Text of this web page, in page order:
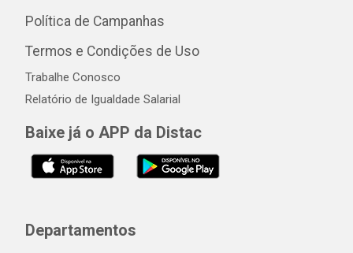
Política de Campanhas
Termos e Condições de Uso
Trabalhe Conosco
Relatório de Igualdade Salarial
Baixe já o APP da Distac
Departamentos